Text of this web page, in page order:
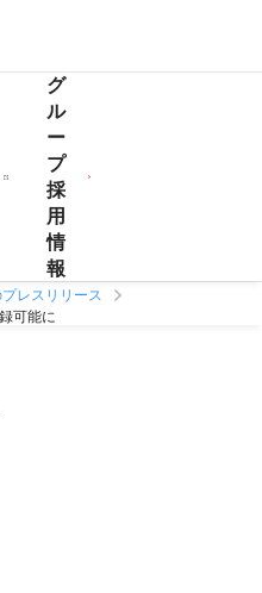
グ
ル
ー
プ
採
用
情
報
レスリリース
可能に